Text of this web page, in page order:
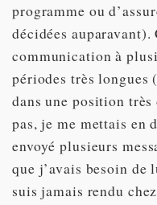
programme ou
décidées
communication à
périodes très longues
dans une position
pas, je me mettais en
envoyé plusieurs
que j’avais besoin de
suis jamais rendu